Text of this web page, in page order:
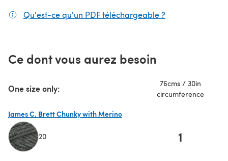
Qu'est-ce qu'un PDF téléchargeable ?
Ce dont vous aurez besoin
One size only:
76cms / 30in
circumference
James C. Brett Chunky with Merino
20 1